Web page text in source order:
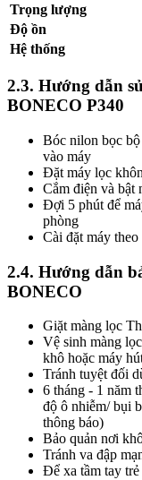
Trọng lượng
Độ ồn
Hệ thống
2.3. Hướng dẫn
BONECO P340
Bóc nilon bọc
vào máy
Đặt máy lọc
Cắm điện và bật
Đợi 5 phút để
phòng
Cài đặt máy
2.4. Hướng dẫn
BONECO
Giặt màng lọc
Vệ sinh màng
khô hoặc máy
Tránh tuyệt đối
6 tháng - 1 năm
độ ô nhiễm/ bụi
thông báo)
Bảo quản nơi
Tránh va đập
Để xa tầm tay trẻ